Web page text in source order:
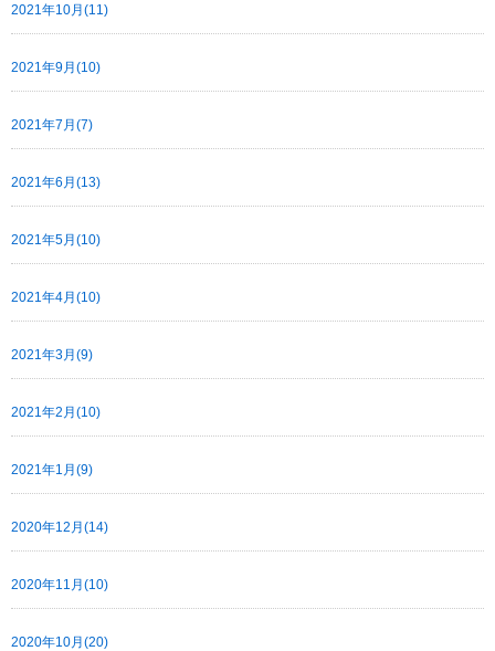
2021年10月(11)
2021年9月(10)
2021年7月(7)
2021年6月(13)
2021年5月(10)
2021年4月(10)
2021年3月(9)
2021年2月(10)
2021年1月(9)
2020年12月(14)
2020年11月(10)
2020年10月(20)